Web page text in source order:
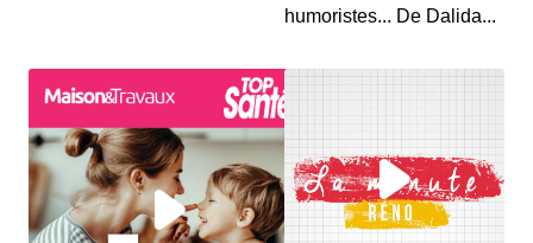
humoristes... De Dalida...